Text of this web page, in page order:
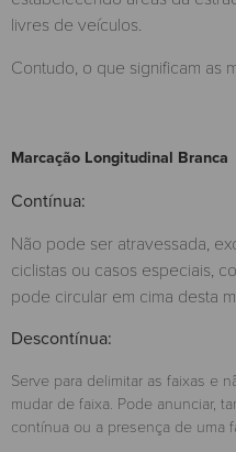
livres de veículos.
Contudo, o que significam as
Marcação Longitudinal Branca
Contínua:
Não pode ser atravessada,
ciclistas ou casos especiais,
pode circular em cima desta
Descontínua:
Serve para delimitar as faixas e
mudar de faixa. Pode anunciar,
contínua ou a presença de uma